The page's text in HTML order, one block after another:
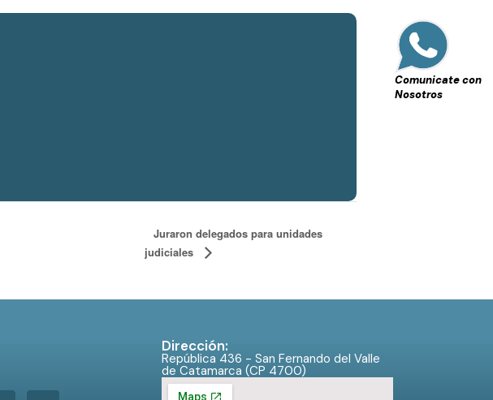
Comunicate con
Nosotros
Juraron delegados para unidades
judiciales
Dirección:
República 436 - San Fernando del Valle
de Catamarca (CP 4700)